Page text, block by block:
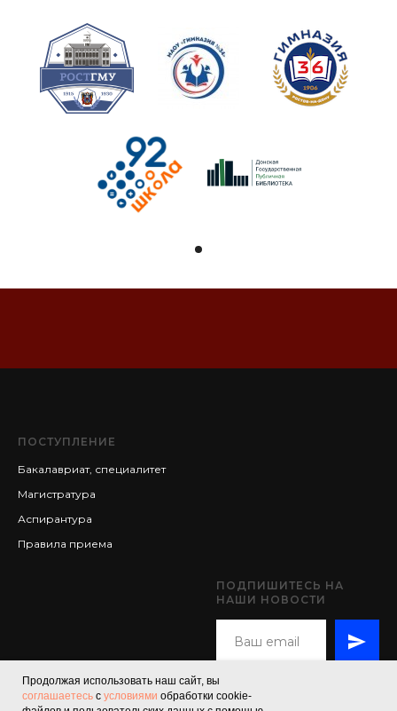
Продолжая использовать наш сайт, вы
соглашаетесь с условиями обработки cookie-
ПОСТУПЛЕНИЕ
Бакалавриат, специалитет
Магистратура
Аспирантура
Правила приема
ПОДПИШИТЕСЬ НА
НАШИ НОВОСТИ